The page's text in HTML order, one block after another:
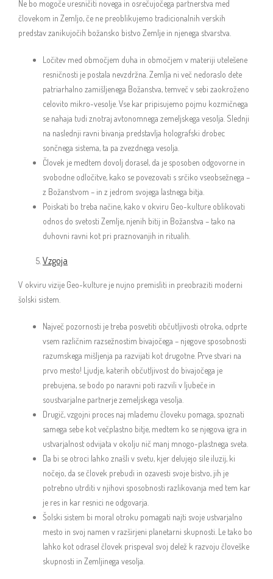
Ne bo mogoče uresničiti novega in osrečujočega partnerstva med
človekom in Zemljo, če ne preoblikujemo tradicionalnih verskih
predstav zanikujočih božansko bistvo Zemlje in njenega stvarstva.
Ločitev med območjem duha in območjem v materiji utelešene
resničnosti je postala nevzdržna. Zemlja ni več nedoraslo dete
patriarhalno zamišljenega Božanstva, temveč v sebi zaokroženo
celovito mikro-vesolje. Vse kar pripisujemo pojmu kozmičnega
se nahaja tudi znotraj avtonomnega zemeljskega vesolja. Slednji
na naslednji ravni bivanja predstavlja holografski drobec
sončnega sistema, ta pa zvezdnega vesolja.
Človek je medtem dovolj dorasel, da je sposoben odgovorne in
svobodne odločitve, kako se povezovati s srčiko vseobsežnega –
z Božanstvom – in z jedrom svojega lastnega bitja.
Poiskati bo treba načine, kako v okviru Geo-kulture oblikovati
odnos do svetosti Zemlje, njenih bitij in Božanstva – tako na
duhovni ravni kot pri praznovanjih in ritualih.
Vzgoja
V okviru vizije Geo-kulture je nujno premisliti in preobraziti moderni
šolski sistem.
Največ pozornosti je treba posvetiti občutljivosti otroka, odprte
vsem različnim razsežnostim bivajočega – njegove sposobnosti
razumskega mišljenja pa razvijati kot drugotne. Prve stvari na
prvo mesto! Ljudje, katerih občutljivost do bivajočega je
prebujena, se bodo po naravni poti razvili v ljubeče in
soustvarjalne partnerje zemeljskega vesolja.
Drugič, vzgojni proces naj mlademu človeku pomaga, spoznati
samega sebe kot večplastno bitje, medtem ko se njegova igra in
ustvarjalnost odvijata v okolju nič manj mnogo-plastnega sveta.
Da bi se otroci lahko znašli v svetu, kjer delujejo sile iluzij, ki
nočejo, da se človek prebudi in ozavesti svoje bistvo, jih je
potrebno utrditi v njihovi sposobnosti razlikovanja med tem kar
je res in kar resnici ne odgovarja.
Šolski sistem bi moral otroku pomagati najti svoje ustvarjalno
mesto in svoj namen v razširjeni planetarni skupnosti. Le tako bo
lahko kot odrasel človek prispeval svoj delež k razvoju človeške
skupnosti in Zemljinega vesolja.